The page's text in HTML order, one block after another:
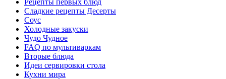
Рецепты первых блюд
Сладкие рецепты Десерты
Соус
Холодные закуски
Чудо Чудное
FAQ по мультиваркам
Вторые блюда
Идеи сервировки стола
Кухни мира